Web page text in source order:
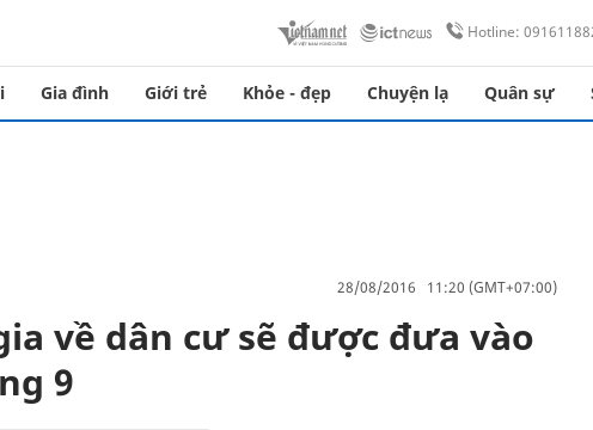
Hotline:
Gia đình Giới trẻ Khỏe - đẹp Chuyện lạ Quân sự
28/08/2016 11:20 (GMT+07:00)
về dân cư sẽ được đưa vào
9